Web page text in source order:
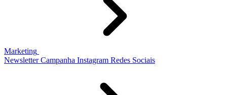
Marketing
Newsletter Campanha Instagram Redes Sociais